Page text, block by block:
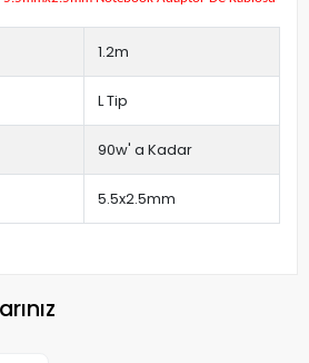
1.2m
L Tip
90w' a Kadar
5.5x2.5mm